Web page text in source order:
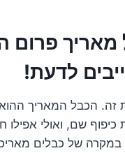
פרום
לדעת!
זה. הכבל המאריך
שם, ואולי אפילו
של כבלים